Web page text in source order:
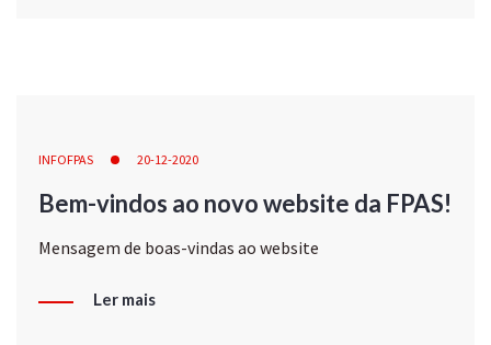
INFOFPAS 20-12-2020
Bem-vindos ao novo website da FPAS!
Mensagem de boas-vindas ao website
Ler mais